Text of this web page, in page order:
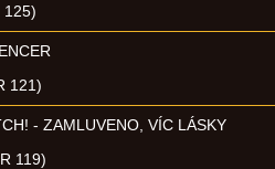
125)
121)
- ZAMLUVENO, VÍC LÁSKY
119)